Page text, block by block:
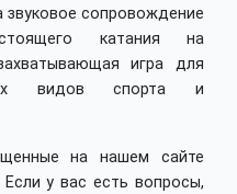
звуковое сопровождение
катания на
игра для
видов спорта и
на нашем сайте
у вас есть вопросы,